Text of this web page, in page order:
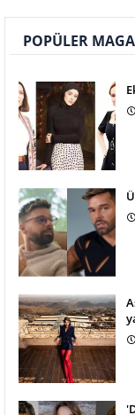
POPÜLER